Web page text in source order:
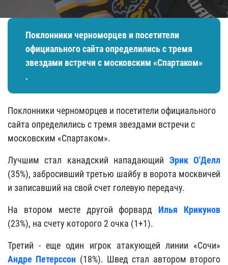
Поклонники черноморцев и посетители
официального сайта определились с тремя
звездами встречи с московским «Спартаком»​
.
Поклонники черноморцев и посетители официального
сайта определились с тремя звездами встречи с
московским «Спартаком»​.
Лучшим стал канадский нападающий Эрик О'Делл
(35%), забросивший третью шайбу в ворота москвичей
и записавший на свой счет голевую передачу.
На втором месте другой форвард Илья Крикунов
(23%), на счету которого 2 очка (1+1).
Третий - еще один игрок атакующей линии «Сочи»
Андре Петерссон (18%). Швед стал автором второго